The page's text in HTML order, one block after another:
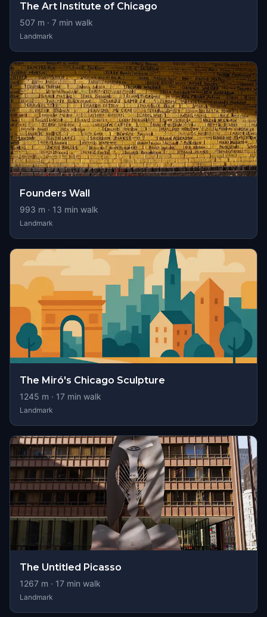
The Art Institute of Chicago
507 m · 7 min walk
Landmark
Founders Wall
993 m · 13 min walk
Landmark
The Miró's Chicago Sculpture
1245 m · 17 min walk
Landmark
The Untitled Picasso
1267 m · 17 min walk
Landmark